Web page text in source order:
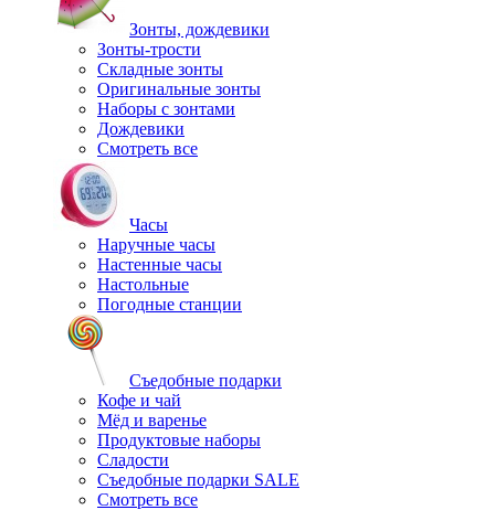
Зонты, дождевики
Зонты-трости
Складные зонты
Оригинальные зонты
Наборы с зонтами
Дождевики
Смотреть все
Часы
Наручные часы
Настенные часы
Настольные
Погодные станции
Съедобные подарки
Кофе и чай
Мёд и варенье
Продуктовые наборы
Сладости
Съедобные подарки SALE
Смотреть все